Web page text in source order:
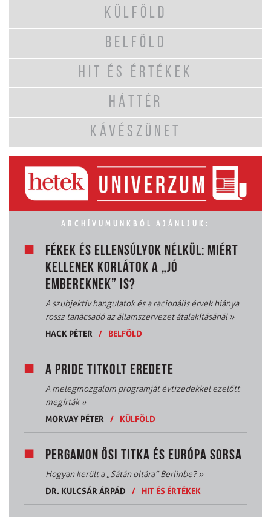
KÜLFÖLD
BELFÖLD
HIT ÉS ÉRTÉKEK
HÁTTÉR
KÁVÉSZÜNET
ARCHÍVUMUNKBÓL AJÁNLJUK:
FÉKEK ÉS ELLENSÚLYOK NÉLKÜL: MIÉRT
KELLENEK KORLÁTOK A „JÓ
EMBEREKNEK” IS?
A szubjektív hangulatok és a racionális érvek hiánya
rossz tanácsadó az államszervezet átalakításánál»
HACK PÉTER / BELFÖLD
A PRIDE TITKOLT EREDETE
A melegmozgalom programját évtizedekkel ezelőtt
megírták»
MORVAY PÉTER / KÜLFÖLD
PERGAMON ŐSI TITKA ÉS EURÓPA SORSA
Hogyan került a „Sátán oltára” Berlinbe?»
DR. KULCSÁR ÁRPÁD
/ HIT ÉS ÉRTÉKEK